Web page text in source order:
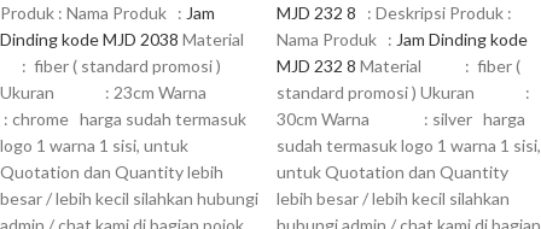
Produk : Nama Produk : Jam
Dinding kode MJD 2038 Material
: fiber ( standard promosi )
Ukuran : 23cm Warna
: chrome harga sudah termasuk
logo 1 warna 1 sisi, untuk
Quotation dan Quantity lebih
besar / lebih kecil silahkan hubungi
admin / chat kami di bagian pojok
MJD 232 8
: Deskripsi Produk :
Nama Produk : Jam Dinding kode
MJD 232 8 Material : fiber (
standard promosi ) Ukuran :
30cm Warna : silver harga
sudah termasuk logo 1 warna 1 sisi,
untuk Quotation dan Quantity
lebih besar / lebih kecil silahkan
hubungi admin / chat kami di bagian